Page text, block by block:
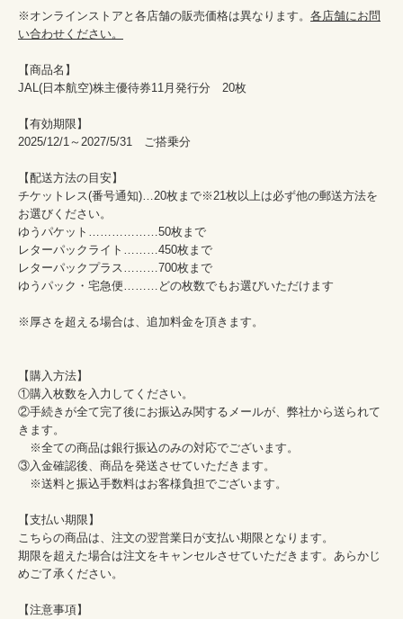
※オンラインストアと各店舗の販売価格は異なります。 各店舗にお問
い合わせください。
【商品名】
JAL(日本航空)株主優待券11月発行分　20枚
【有効期限】
2025/12/1～2027/5/31　ご搭乗分
【配送方法の目安】
チケットレス(番号通知)…20枚まで※21枚以上は必ず他の郵送方法を
お選びください。
ゆうパケット………………50枚まで
レターパックライト………450枚まで
レターパックプラス………700枚まで
ゆうパック・宅急便………どの枚数でもお選びいただけます
※厚さを超える場合は、追加料金を頂きます。
【購入方法】
①購入枚数を入力してください。
②手続きが全て完了後にお振込み関するメールが、弊社から送られて
きます。
※全ての商品は銀行振込のみの対応でございます。
③入金確認後、商品を発送させていただきます。
※送料と振込手数料はお客様負担でございます。
【支払い期限】
こちらの商品は、注文の翌営業日が支払い期限となります。
期限を超えた場合は注文をキャンセルさせていただきます。あらかじ
めご了承ください。